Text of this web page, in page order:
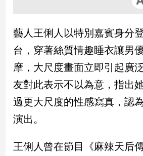
政
治
政
治
焦
觀
民
調
藝人王俐人以特別嘉賓身分
台，穿著絲質情趣睡衣讓男
摩，大尺度畫面立即引起廣
友對此表示不以為意，指出
過更大尺度的性感寫真，認
演出。
王俐人曾在節目《麻辣天后